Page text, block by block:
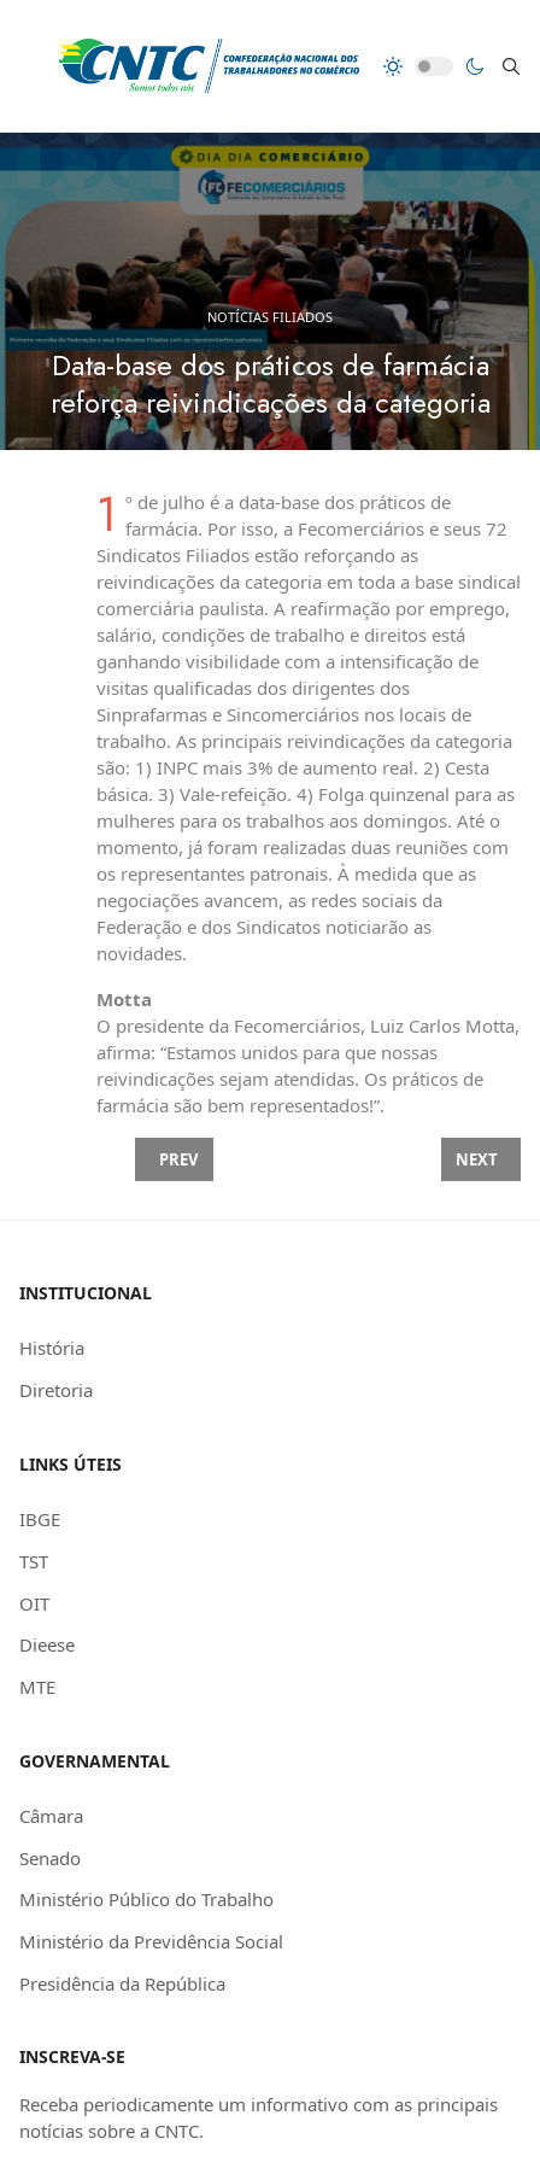
NOTÍCIAS FILIADOS
Data-base dos práticos de farmácia
reforça reivindicações da categoria
1 º de julho é a data-base dos práticos de
farmácia. Por isso, a Fecomerciários e seus 72
Sindicatos Filiados estão reforçando as
reivindicações da categoria em toda a base sindical
comerciária paulista. A reafirmação por emprego,
salário, condições de trabalho e direitos está
ganhando visibilidade com a intensificação de
visitas qualificadas dos dirigentes dos
Sinprafarmas e Sincomerciários nos locais de
trabalho. As principais reivindicações da categoria
são: 1) INPC mais 3% de aumento real. 2) Cesta
básica. 3) Vale-refeição. 4) Folga quinzenal para as
mulheres para os trabalhos aos domingos. Até o
momento, já foram realizadas duas reuniões com
os representantes patronais. À medida que as
negociações avancem, as redes sociais da
Federação e dos Sindicatos noticiarão as
novidades.
Motta
O presidente da Fecomerciários, Luiz Carlos Motta,
afirma: “Estamos unidos para que nossas
reivindicações sejam atendidas. Os práticos de
farmácia são bem representados!”.
PREVIOUS ARTICLE: CORRETA APLICAÇÃO DOS
PREV NEXT
NEXT
INSTITUCIONAL
História
Diretoria
LINKS ÚTEIS
IBGE
TST
OIT
Dieese
MTE
GOVERNAMENTAL
Câmara
Senado
Ministério Público do Trabalho
Ministério da Previdência Social
Presidência da República
INSCREVA-SE
Receba periodicamente um informativo com as principais
notícias sobre a CNTC.